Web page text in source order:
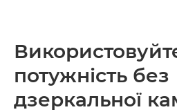
потужність без
дзеркальної